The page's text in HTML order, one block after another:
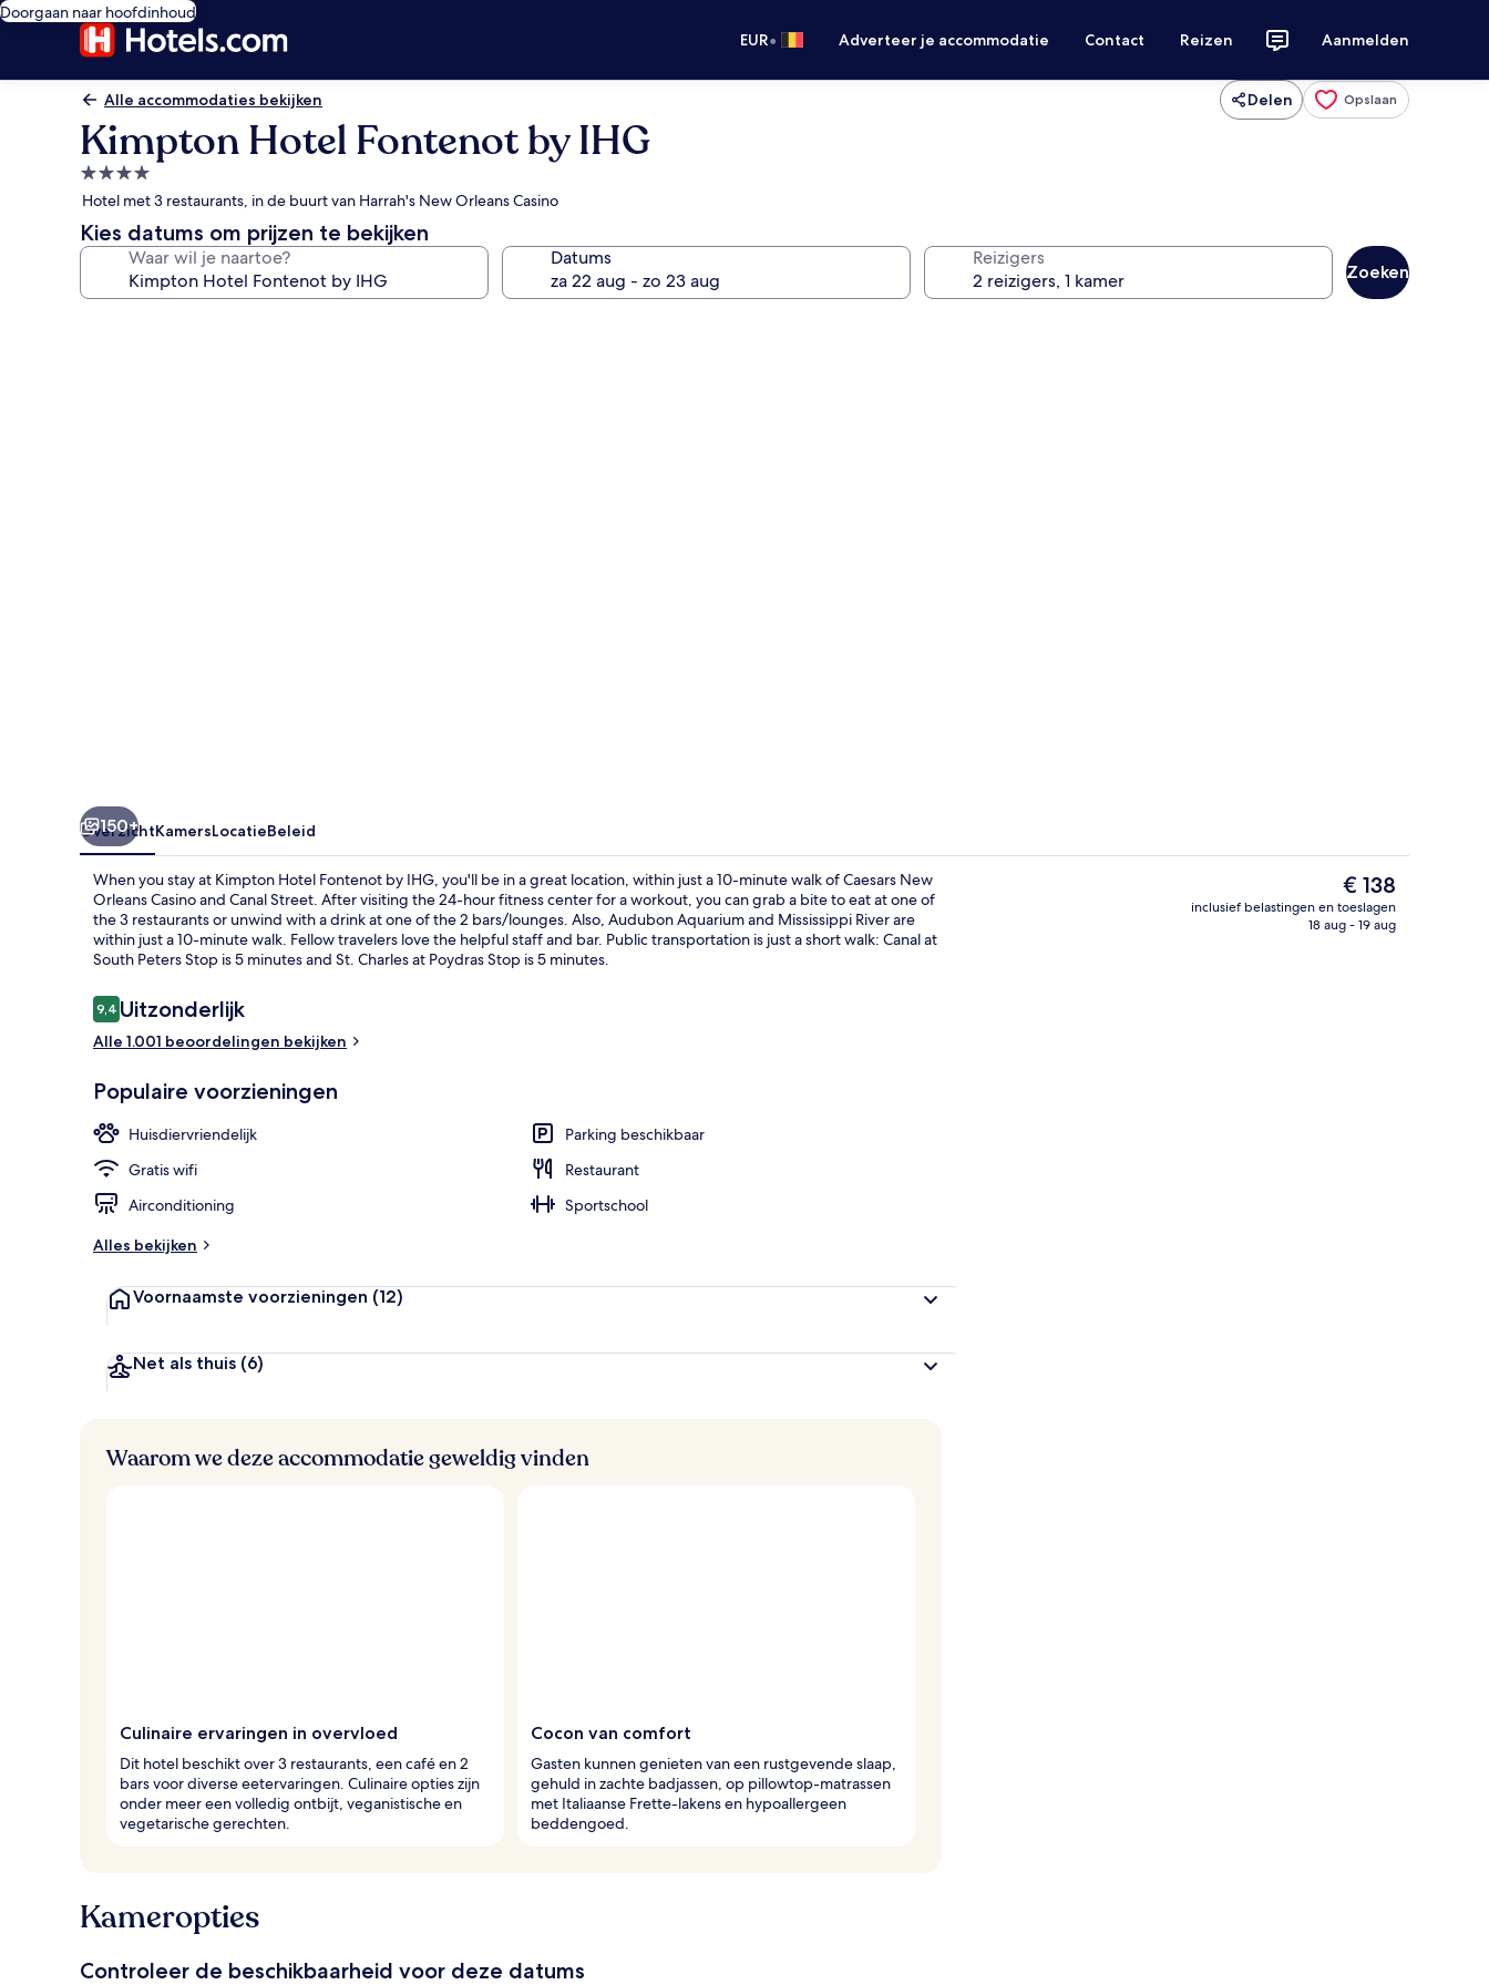
Doorgaan naar hoofdinhoud
EUR• Adverteer je accommodatie Contact Reizen Aanmelden
Alle accommodaties bekijken Delen Opslaan
Kimpton Hotel Fontenot by IHG
4.0-
sterrenaccommodatie
Hotel met 3 restaurants, in de buurt van Harrah's New Orleans Casino
Kies datums om prijzen te bekijken
Waar wil je naartoe? Datums Reizigers
Zoeken
Vergaderruimte 3 restaurants; ze serveren er ontbijt,
150+
OverzichtKamersLocatieBeleid
When you stay at Kimpton Hotel Fontenot by IHG, you'll be in a great location, within just a 10-minute walk of Caesars New
Orleans Casino and Canal Street. After visiting the 24-hour fitness center for a workout, you can grab a bite to eat at one of
the 3 restaurants or unwind with a drink at one of the 2 bars/lounges. Also, Audubon Aquarium and Mississippi River are
within just a 10-minute walk. Fellow travelers love the helpful staff and bar. Public transportation is just a short walk: Canal at
South Peters Stop is 5 minutes and St. Charles at Poydras Stop is 5 minutes.
Beoordelingen
9,49,4 op 10 –
Uitzonderlijk
Alle 1.001 beoordelingen bekijken
Populaire voorzieningen
Huisdiervriendelijk
Parking beschikbaar
Gratis wifi
Restaurant
Airconditioning
Sportschool
Alles bekijken
Voornaamste voorzieningen (12)
Net als thuis (6)
De
huidige
prijs
€ 138
inclusief belastingen en toeslagen
18 aug - 19 aug
Waarom we deze accommodatie geweldig vinden
Culinaire ervaringen in overvloed
Dit hotel beschikt over 3 restaurants, een café en 2
bars voor diverse eetervaringen. Culinaire opties zijn
onder meer een volledig ontbijt, veganistische en
vegetarische gerechten.
Cocon van comfort
Gasten kunnen genieten van een rustgevende slaap,
gehuld in zachte badjassen, op pillowtop-matrassen
met Italiaanse Frette-lakens en hypoallergeen
beddengoed.
Kameropties
Controleer de beschikbaarheid voor deze datums